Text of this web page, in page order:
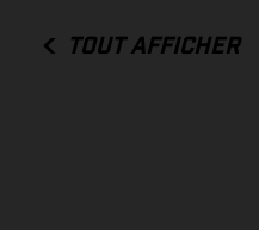
TOUT AFFICHER